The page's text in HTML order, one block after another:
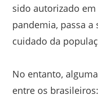
sido autorizado
pandemia, passa a
cuidado da
No entanto,
entre os